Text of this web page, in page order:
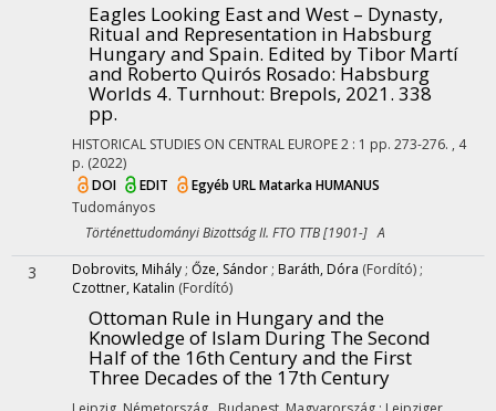
Eagles Looking East and West – Dynasty,
Ritual and Representation in Habsburg
Hungary and Spain. Edited by Tibor Martí
and Roberto Quirós Rosado: Habsburg
Worlds 4. Turnhout: Brepols, 2021. 338
pp.
HISTORICAL STUDIES ON CENTRAL EUROPE2 : 1 pp. 273-276. , 4
p. (2022)
DOI
EDIT Egyéb URLMatarkaHUMANUS
Tudományos
Történettudományi Bizottság II. FTO TTB [1901-] A
3 Dobrovits, Mihály ; Őze, Sándor ; Baráth, Dóra (Fordító) ;
Czottner, Katalin (Fordító)
Ottoman Rule in Hungary and the
Knowledge of Islam During The Second
Half of the 16th Century and the First
Three Decades of the 17th Century